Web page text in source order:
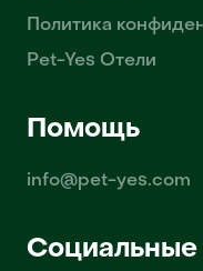
Политика
Pet-Yes Отели
Помощь
info@pet-yes.com
Социальные